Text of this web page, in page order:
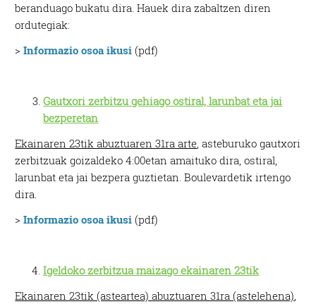
beranduago bukatu dira. Hauek dira zabaltzen diren
ordutegiak:
>Informazio osoa ikusi (pdf)
Gautxori zerbitzu gehiago ostiral, larunbat eta jai
bezperetan
Ekainaren 23tik abuztuaren 31ra arte, asteburuko gautxori
zerbitzuak goizaldeko 4:00etan amaituko dira, ostiral,
larunbat eta jai bezpera guztietan. Boulevardetik irtengo
dira.
>Informazio osoa ikusi (pdf)
Igeldoko zerbitzua maizago ekainaren 23tik
Ekainaren 23tik (asteartea) abuztuaren 31ra (astelehena),